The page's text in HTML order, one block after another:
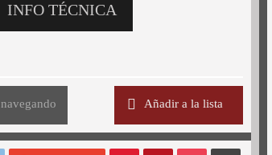
INFO TÉCNICA
Añadir a la lista